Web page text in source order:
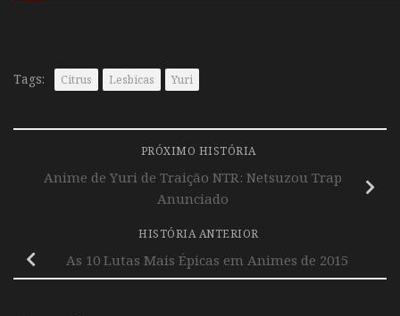
Tags: Citrus Lesbicas Yuri
PRÓXIMO HISTÓRIA
Anime de Yuri de Traição NTR: Netsuzou Trap
Anunciado
HISTÓRIA ANTERIOR
As 10 Lutas Mais Épicas em Animes de 2015